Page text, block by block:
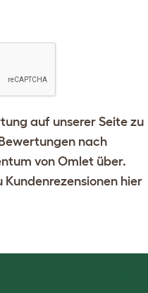
auf unserer Seite zu
nach
von Omlet über.
Kundenrezensionen hier